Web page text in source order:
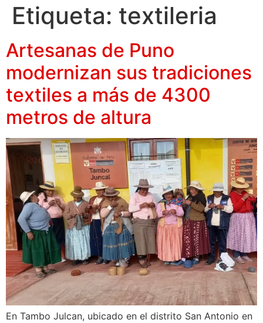
Etiqueta: textileria
Artesanas de Puno
modernizan sus tradiciones
textiles a más de 4300
metros de altura
En Tambo Julcan, ubicado en el distrito San Antonio en